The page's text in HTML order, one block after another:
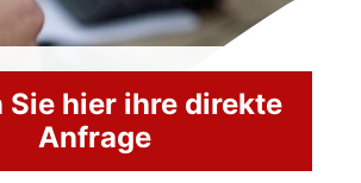
Sie hier ihre direkte
Anfrage